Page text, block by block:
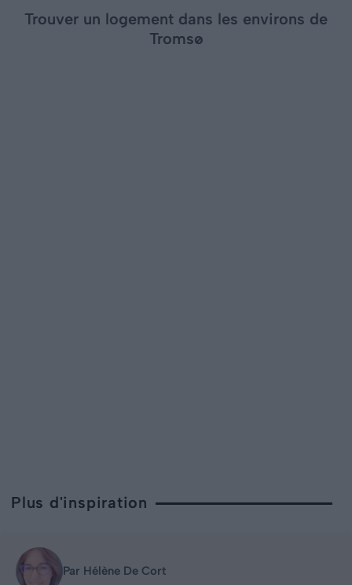
Trouver un logement dans les environs de
Tromsø
Plus d'inspiration
Par Hélène De Cort